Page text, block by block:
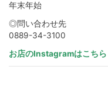
年末年始
◎問い合わせ先
0889-34-3100
お店のInstagramはこちら